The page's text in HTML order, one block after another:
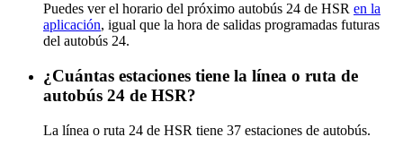
Puedes ver el horario del próximo autobús 24 de HSR en la
aplicación, igual que la hora de salidas programadas futuras
del autobús 24.
¿Cuántas estaciones tiene la línea o ruta de
autobús 24 de HSR?
La línea o ruta 24 de HSR tiene 37 estaciones de autobús.